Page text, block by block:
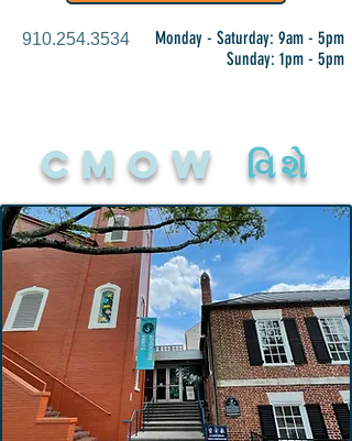
910.254.3534
Monday - Saturday: 9am - 5pm
Sunday: 1pm - 5pm
CMoW વિશે